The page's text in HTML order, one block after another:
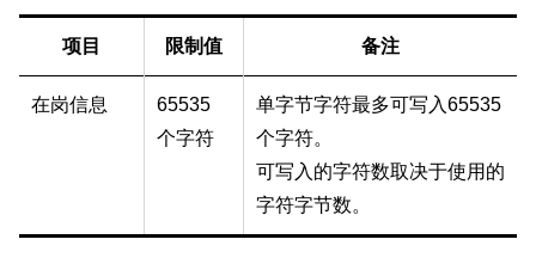
项目 限制值 备注
在岗信息
65535
个字符
单字节字符最多可写入65535
个字符。
可写入的字符数取决于使用的
字符字节数。